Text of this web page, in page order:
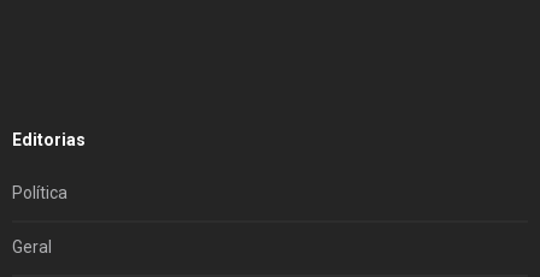
Editorias
Política
Geral